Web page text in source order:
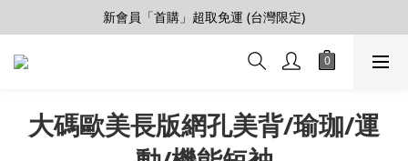
【會員推薦賞】推薦好朋友，拿100購物金
新會員「首購」超取免運 (台灣限定)
加入LINE好友>連結會員>領50元折價券
大碼歐美長版網孔美背/瑜珈/運